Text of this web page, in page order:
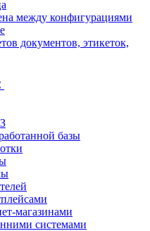
между конфигурациями
документов, этикеток,
базы
магазинами
системами